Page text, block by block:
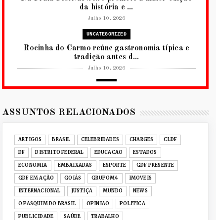
da história e ...
Julho 10, 2026
UNCATEGORIZED
Rocinha do Carmo reúne gastronomia típica e
tradição antes d...
Julho 10, 2026
BRASÍLIA COM CULTURA, DIPLOM...
UNCATEGORIZED
Senac-DF leva oficinas gastronômicas à 33ª
Expochê com recei...
Junho 15, 2026
ACERVO DIGITAL
Acervo histórico de O Pasquim ganha novas
edições digitais e...
Junho 14, 2026
ASSUNTOS RELACIONADOS
ARTIGOS BRASIL CELEBRIDADES CHARGES CLDF
DF DISTRITO FEDERAL EDUCACAO ESTADOS
ECONOMIA EMBAIXADAS ESPORTE GDF PRESENTE
GDF EM AÇÃO GOIÁS GRUPOM4 IMOVEIS
INTERNACIONAL JUSTIÇA MUNDO NEWS
O PASQUIM DO BRASIL OPINIAO POLITICA
PUBLICIDADE SAÚDE TRABALHO